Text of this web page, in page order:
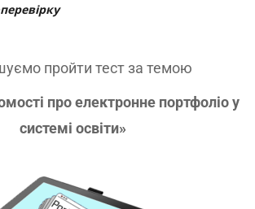
пройти тест за темою
про електронне портфоліо у
системі освіти»